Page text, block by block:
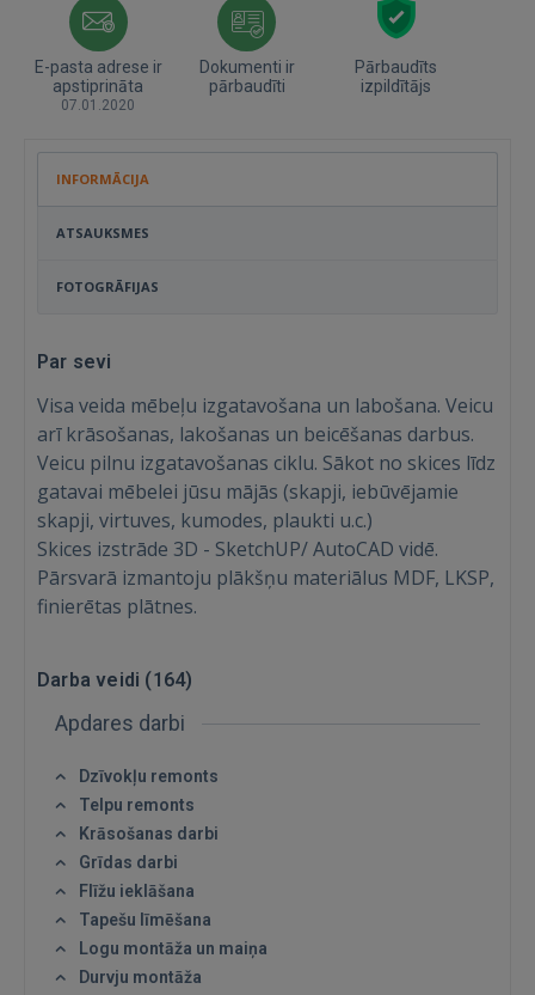
E-pasta adrese ir
apstiprināta
07.01.2020
Dokumenti ir
pārbaudīti
Pārbaudīts
izpildītājs
INFORMĀCIJA
ATSAUKSMES
FOTOGRĀFIJAS
Par sevi
Visa veida mēbeļu izgatavošana un labošana. Veicu
arī krāsošanas, lakošanas un beicēšanas darbus.
Veicu pilnu izgatavošanas ciklu. Sākot no skices līdz
gatavai mēbelei jūsu mājās (skapji, iebūvējamie
skapji, virtuves, kumodes, plaukti u.c.)
Skices izstrāde 3D - SketchUP/ AutoCAD vidē.
Pārsvarā izmantoju plākšņu materiālus MDF, LKSP,
finierētas plātnes.
Darba veidi (164)
Apdares darbi
Dzīvokļu remonts
Telpu remonts
Krāsošanas darbi
Grīdas darbi
Flīžu ieklāšana
Tapešu līmēšana
Logu montāža un maiņa
Durvju montāža